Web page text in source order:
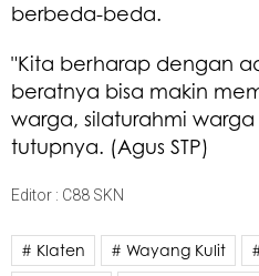
berbeda-beda.
"Kita berharap dengan
beratnya bisa makin
warga, silaturahmi
tutupnya. (Agus STP)
Editor : C88 SKN
# Klaten # Wayang Kulit